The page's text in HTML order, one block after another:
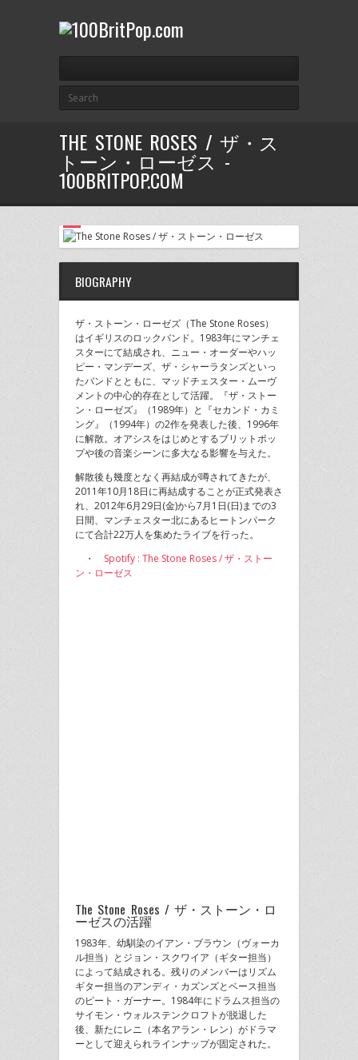
THE STONE ROSES / ザ・ス
トーン・ローゼス -
100BRITPOP.COM
BIOGRAPHY
ザ・ストーン・ローゼズ（The Stone Roses）
はイギリスのロックバンド。1983年にマンチェ
スターにて結成され、ニュー・オーダーやハッ
ピー・マンデーズ、ザ・シャーラタンズといっ
たバンドとともに、マッドチェスター・ムーヴ
メントの中心的存在として活躍。『ザ・ストー
ン・ローゼズ』（1989年）と『セカンド・カミ
ング』（1994年）の2作を発表した後、1996年
に解散。オアシスをはじめとするブリットポッ
プや後の音楽シーンに多大なる影響を与えた。
解散後も幾度となく再結成が噂されてきたが、
2011年10月18日に再結成することが正式発表さ
れ、2012年6月29日(金)から7月1日(日)までの3
日間、マンチェスター北にあるヒートンパーク
にて合計22万人を集めたライブを行った。
・ Spotify : The Stone Roses / ザ・ストー
ン・ローゼス
The Stone Roses / ザ・ストーン・ロ
ーゼスの活躍
1983年、幼馴染のイアン・ブラウン（ヴォーカ
ル担当）とジョン・スクワイア（ギター担当）
によって結成される。残りのメンバーはリズム
ギター担当のアンディ・カズンズとベース担当
のピート・ガーナー。1984年にドラムス担当の
サイモン・ウォルステンクロフトが脱退した
後、新たにレニ（本名アラン・レン）がドラマ
ーとして迎えられラインナップが固定された。